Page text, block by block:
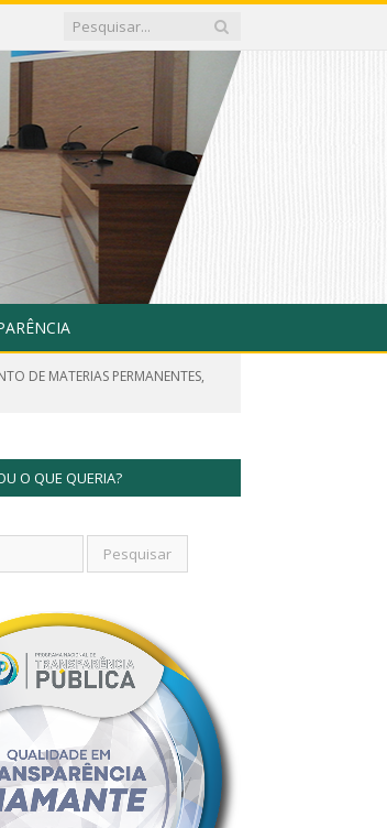
DE MATERIAS PERMANENTES,
O QUE QUERIA?